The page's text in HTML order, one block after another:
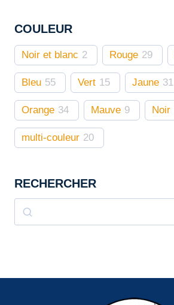
COULEUR
Noir et blanc 2 Rouge 29
Bleu 55 Vert 15 Jaune 31
Orange 34 Mauve 9 Noir
multi-couleur 20
RECHERCHER
Rechercher